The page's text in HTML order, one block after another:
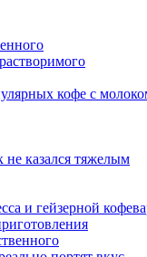
кофе с
не казался тяжелым
и гейзерной